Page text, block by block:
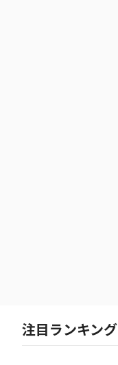
注目ランキング